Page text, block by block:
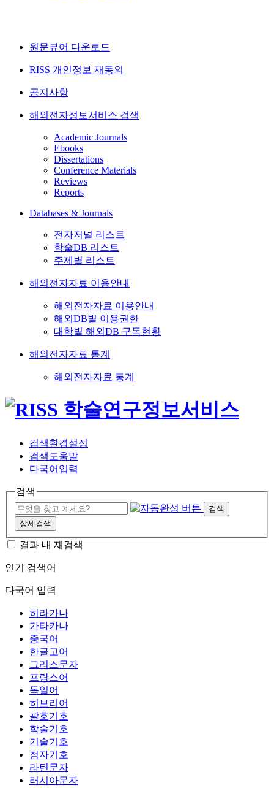
원문뷰어 다운로드
RISS 개인정보 재동의
공지사항
해외전자정보서비스 검색
Academic Journals
Ebooks
Dissertations
Conference Materials
Reviews
Reports
Databases & Journals
전자저널 리스트
학술DB 리스트
주제별 리스트
해외전자자료 이용안내
해외전자자료 이용안내
해외DB별 이용권한
대학별 해외DB 구독현황
해외전자자료 통계
해외전자자료 통계
검색환경설정
검색도움말
다국어입력
검색
검색
상세검색
결과 내 재검색
인기 검색어
다국어 입력
히라가나
가타카나
중국어
한글고어
그리스문자
프랑스어
독일어
히브리어
괄호기호
학술기호
기술기호
첨자기호
라틴문자
러시아문자